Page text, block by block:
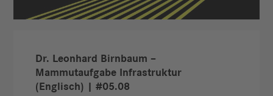
Dr. Leonhard Birnbaum –
Mammutaufgabe Infrastruktur
(Englisch) | #05.08